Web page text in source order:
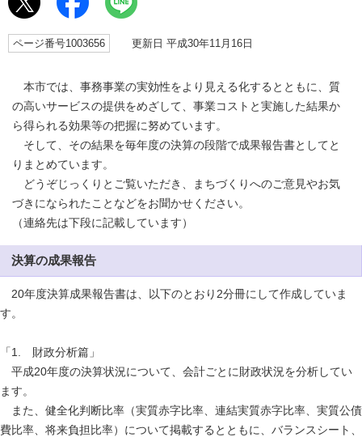
ページ番号1003656 更新日 平成30年11月16日
本市では、事務事業の実効性をより見える化するとともに、質
の高いサービスの提供をめざして、事業コストと実施した結果か
ら得られる効果等の把握に努めています。
そして、その結果を毎年度の決算の段階で成果報告書としてと
りまとめています。
どうぞじっくりとご覧いただき、まちづくりへのご意見やお気
づきになられたことなどをお聞かせください。
（連絡先は下段に記載しています）
決算の成果報告
20年度決算成果報告書は、以下のとおり2分冊にして作成していま
す。
「1. 財政分析篇」
平成20年度の決算状況について、会計ごとに財政状況を分析してい
ます。
また、健全化判断比率（実質赤字比率、連結実質赤字比率、実質公債
費比率、将来負担比率）について掲載するとともに、バランスシート、